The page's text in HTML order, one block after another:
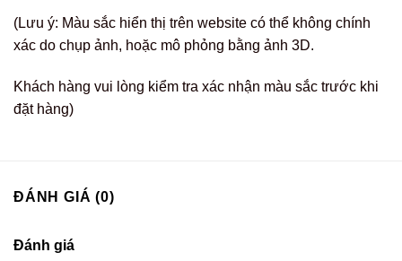
(Lưu ý: Màu sắc hiển thị trên website có thể không chính
xác do chụp ảnh, hoặc mô phỏng bằng ảnh 3D.
Khách hàng vui lòng kiểm tra xác nhận màu sắc trước khi
đặt hàng)
ĐÁNH GIÁ (0)
Đánh giá